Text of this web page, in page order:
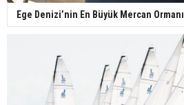
Ege Denizi’nin En Büyük Mercan Ormanı